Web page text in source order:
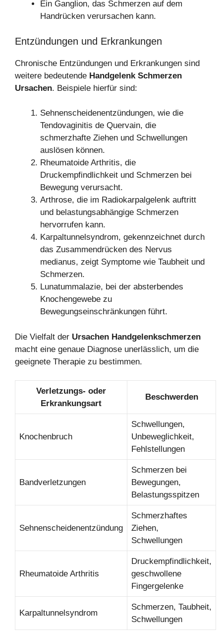
Ein Ganglion, das Schmerzen auf dem
Handrücken verursachen kann.
Entzündungen und Erkrankungen
Chronische Entzündungen und Erkrankungen sind
weitere bedeutende Handgelenk Schmerzen
Ursachen. Beispiele hierfür sind:
Sehnenscheidenentzündungen, wie die
Tendovaginitis de Quervain, die
schmerzhafte Ziehen und Schwellungen
auslösen können.
Rheumatoide Arthritis, die
Druckempfindlichkeit und Schmerzen bei
Bewegung verursacht.
Arthrose, die im Radiokarpalgelenk auftritt
und belastungsabhängige Schmerzen
hervorrufen kann.
Karpaltunnelsyndrom, gekennzeichnet durch
das Zusammendrücken des Nervus
medianus, zeigt Symptome wie Taubheit und
Schmerzen.
Lunatummalazie, bei der absterbendes
Knochengewebe zu
Bewegungseinschränkungen führt.
Die Vielfalt der Ursachen Handgelenkschmerzen
macht eine genaue Diagnose unerlässlich, um die
geeignete Therapie zu bestimmen.
Verletzungs- oder
Erkrankungsart
Beschwerden
Knochenbruch
Schwellungen,
Unbeweglichkeit,
Fehlstellungen
Bandverletzungen
Schmerzen bei
Bewegungen,
Belastungsspitzen
Sehnenscheidenentzündung
Schmerzhaftes
Ziehen,
Schwellungen
Rheumatoide Arthritis
Druckempfindlichkeit,
geschwollene
Fingergelenke
Karpaltunnelsyndrom
Schmerzen, Taubheit,
Schwellungen